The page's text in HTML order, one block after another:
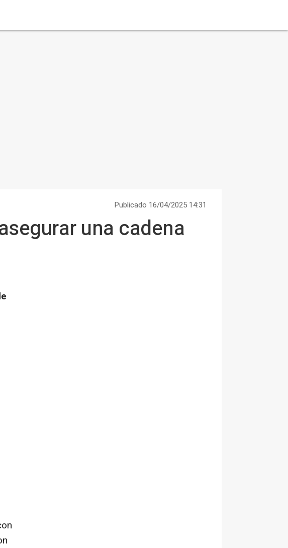
Publicado 16/04/2025 14:31
una cadena